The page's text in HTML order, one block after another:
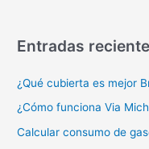
Entradas
¿Qué cubierta es mejor
¿Cómo funciona Via
Calcular consumo de